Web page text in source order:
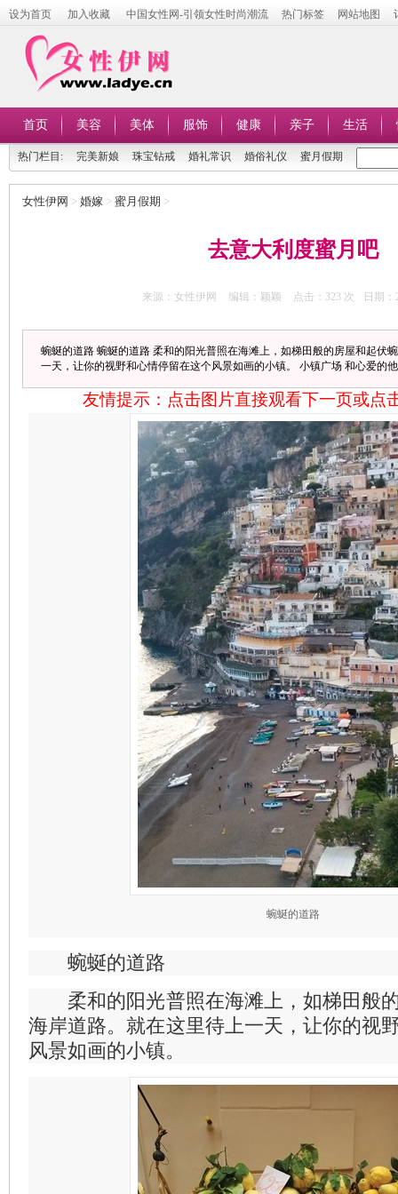
设为首页 加入收藏 中国女性网-引领女性时尚潮流 热门标签 网站地图
首页 美容 美体 服饰 健康 亲子 生活
热门栏目: 完美新娘 珠宝钻戒 婚礼常识 婚俗礼仪 蜜月假期
女性伊网 > 婚嫁 > 蜜月假期 >
去意大利度蜜月吧
来源：女性伊网 编辑：颖颖 点击： 323 次 日期：
蜿蜒的道路 蜿蜒的道路 柔和的阳光普照在海滩上，如梯田般的房屋和起伏
一天，让你的视野和心情停留在这个风景如画的小镇。 小镇广场 和心爱的
友情提示：点击图片直接观看下一页或点
蜿蜒的道路
蜿蜒的道路
柔和的阳光普照在海滩上，如梯田般
海岸道路。就在这里待上一天，让你的视
风景如画的小镇。